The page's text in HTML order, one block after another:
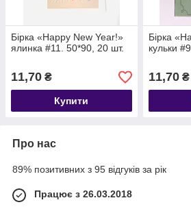
Бірка «Happy New Year!»
ялинка #11. 50*90, 20 шт.
11,70 ₴
Купити
Бірка
кульки
11,70₴
Про нас
89% позитивних з 95 відгуків за рік
Працює з 26.03.2018